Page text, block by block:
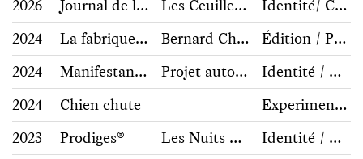
2026
Journal de l’Arec Les Ceuilleurs d’Histoires / Arec
Identité/ Communication
2024
La fabrique d’un musée Bernard Chauveau Éditions / Musée des beaux-arts de Rennes
Édition / Photographie, architecture
2024
Manifestantes! Projet auto-initié et porté par la section locale de la LdH, Le Tetris et des autrices indépendantes (Pierrette Pape et Salomé Schlappi)
Identité / Communication
2024
Chien chute
Experimentations / Hors commerce
2023
Prodiges® Les Nuits Vertes
Identité / Communication